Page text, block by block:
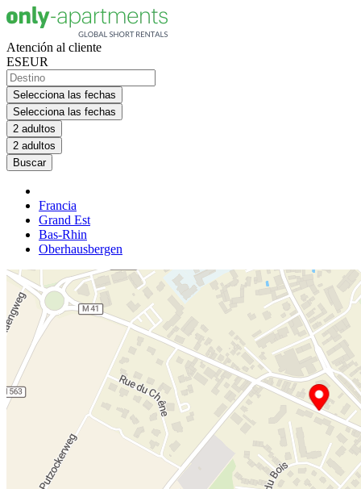
Atención al cliente
ESEUR
Selecciona las fechas
Selecciona las fechas
2 adultos
2 adultos
Buscar
Francia
Grand Est
Bas-Rhin
Oberhausbergen